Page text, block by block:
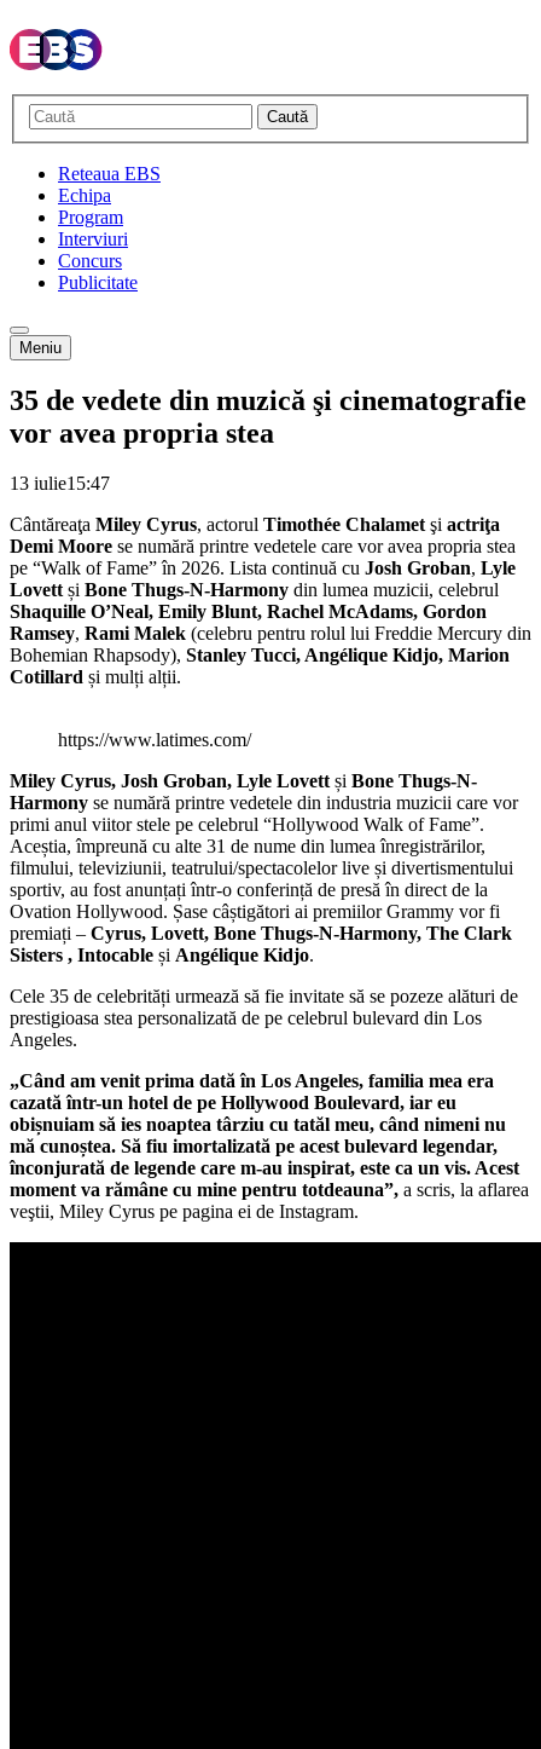
Caută
Reteaua EBS
Echipa
Program
Interviuri
Concurs
Publicitate
Meniu
35 de vedete din muzică şi cinematografie
vor avea propria stea
13 iulie15:47
Cântăreaţa Miley Cyrus, actorul Timothée Chalametşi actriţa
Demi Moore se numără printre vedetele care vor avea propria stea
pe “Walk of Fame” în 2026. Lista continuă cu Josh Groban, Lyle
Lovettși Bone Thugs-N-Harmony din lumea muzicii, celebrul
Shaquille O’Neal, Emily Blunt, Rachel McAdams, Gordon
Ramsey, Rami Malek (celebru pentru rolul lui Freddie Mercury din
Bohemian Rhapsody), Stanley Tucci, Angélique Kidjo, Marion
Cotillard și mulți alții.
https://www.latimes.com/
Miley Cyrus, Josh Groban, Lyle Lovettși Bone Thugs-N-
Harmony se numără printre vedetele din industria muzicii care vor
primi anul viitor stele pe celebrul “Hollywood Walk of Fame”.
Aceștia, împreună cu alte 31 de nume din lumea înregistrărilor,
filmului, televiziunii, teatrului/spectacolelor live și divertismentului
sportiv, au fost anunțați într-o conferință de presă în direct de la
Ovation Hollywood. Șase câștigători ai premiilor Grammy vor fi
premiați – Cyrus, Lovett, Bone Thugs-N-Harmony, The Clark
Sisters , Intocable și Angélique Kidjo.
Cele 35 de celebrități urmează să fie invitate să se pozeze alături de
prestigioasa stea personalizată de pe celebrul bulevard din Los
Angeles.
„Când am venit prima dată în Los Angeles, familia mea era
cazată într-un hotel de pe Hollywood Boulevard, iar eu
obișnuiam să ies noaptea târziu cu tatăl meu, când nimeni nu
mă cunoștea. Să fiu imortalizată pe acest bulevard legendar,
înconjurată de legende care m-au inspirat, este ca un vis.Acest
moment va rămâne cu mine pentru totdeauna”, a scris, la aflarea
veştii, Miley Cyrus pe pagina ei de Instagram.